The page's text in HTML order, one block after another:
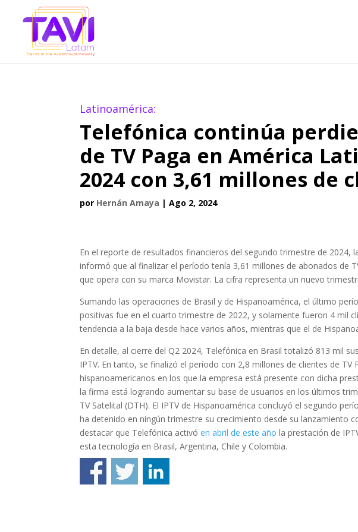
Latinoamérica:
Telefónica continúa
de TV Paga en América
2024 con 3,61 millones de
por Hernán Amaya |Ago 2, 2024
En el reporte de resultados financieros del segundo trimestre de 2024,
informó que al finalizar el período tenía 3,61 millones de abonados de
que opera con su marca Movistar. La cifra representa un nuevo
Sumando las operaciones de Brasil y de Hispanoamérica, el último
positivas fue en el cuarto trimestre de 2022, y solamente fueron 4 mil
tendencia a la baja desde hace varios años, mientras que el de
En detalle, al cierre del Q2 2024, Telefónica en Brasil totalizó 813 mil
IPTV. En tanto, se finalizó el período con 2,8 millones de clientes de
hispanoamericanos en los que la empresa está presente con dicha
la firma está logrando aumentar su base de usuarios en los últimos
TV Satelital (DTH). El IPTV de Hispanoamérica concluyó el segundo
ha detenido en ningún trimestre su crecimiento desde su lanzamiento
destacar que Telefónica activóen abril de este año la prestación de
esta tecnología en Brasil, Argentina, Chile y Colombia.